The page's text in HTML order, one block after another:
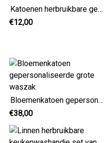
Katoenen herbruikbare gezichtspads Extra Large set van vier
€12,00
Bloemenkatoen gepersonaliseerde grote waszak
€38,00